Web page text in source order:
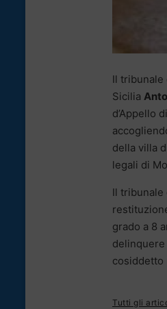
Il tribunale
Sicilia
d’Appello
della villa
legali di
Il tribunale
grado a 8
delinquere
cosiddetto
Tutti gli